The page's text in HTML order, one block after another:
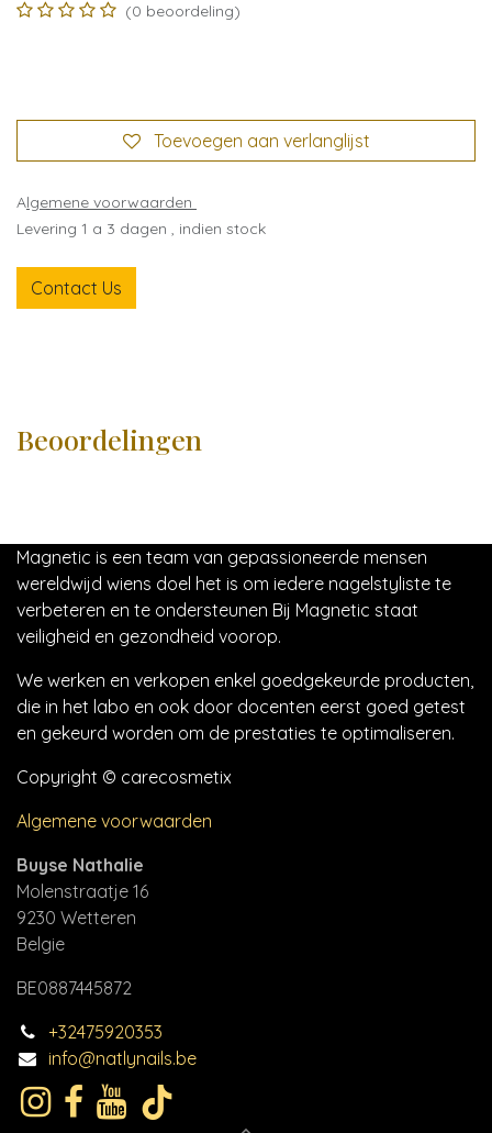
(0 beoordeling)
Toevoegen aan verlanglijst
Algemene voorwaarden
Levering 1 a 3 dagen , indien stock
Contact Us
Beoordelingen
Magnetic is een team van gepassioneerde mensen
wereldwijd wiens doel het is om iedere nagelstyliste te
verbeteren en te ondersteunen Bij Magnetic staat
veiligheid en gezondheid voorop.
We werken en verkopen enkel goedgekeurde producten,
die in het labo en ook door docenten eerst goed getest
en gekeurd worden om de prestaties te optimaliseren.
Copyright © carecosmetix
Algemene voorwaarden
Buyse Nathalie
Molenstraatje 16
9230 Wetteren
Belgie
BE0887445872
+32475920353
info@natlynails.be